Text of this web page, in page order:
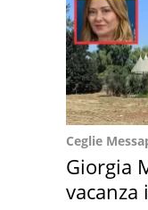
Ceglie
Giorgia
vacanza